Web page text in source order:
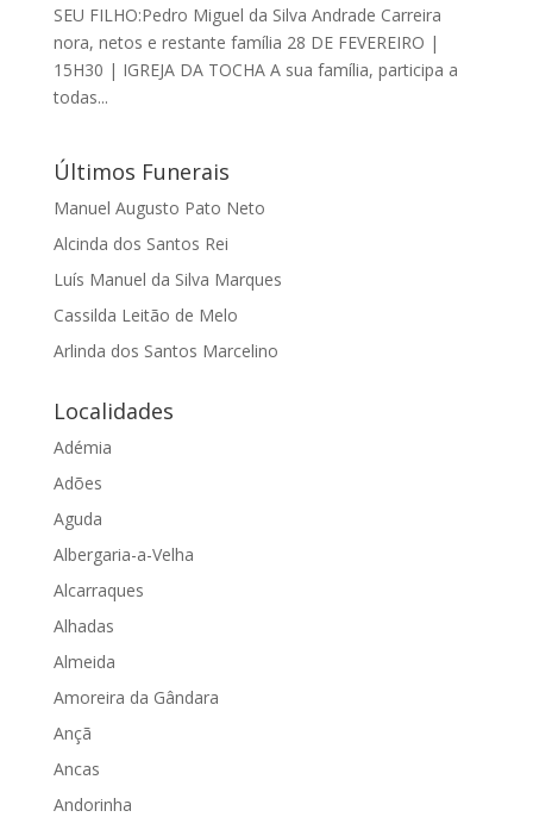
SEU FILHO:Pedro Miguel da Silva Andrade Carreira
nora, netos e restante família 28 DE FEVEREIRO |
15H30 | IGREJA DA TOCHA A sua família, participa a
todas...
Últimos Funerais
Manuel Augusto Pato Neto
Alcinda dos Santos Rei
Luís Manuel da Silva Marques
Cassilda Leitão de Melo
Arlinda dos Santos Marcelino
Localidades
Adémia
Adões
Aguda
Albergaria-a-Velha
Alcarraques
Alhadas
Almeida
Amoreira da Gândara
Ançã
Ancas
Andorinha